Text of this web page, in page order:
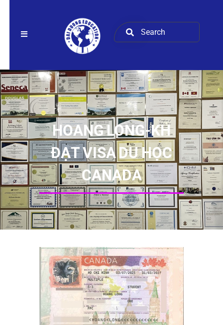
HOANG LONG-KH
ĐẠT VISA DU HỌC
CANADA